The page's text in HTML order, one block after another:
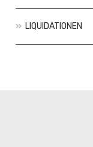
LIQUIDATIONEN